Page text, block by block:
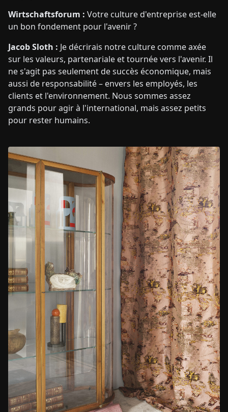
Wirtschaftsforum : Votre culture d'entreprise est-elle
un bon fondement pour l'avenir ?
Jacob Sloth : Je décrirais notre culture comme axée
sur les valeurs, partenariale et tournée vers l'avenir. Il
ne s'agit pas seulement de succès économique, mais
aussi de responsabilité – envers les employés, les
clients et l'environnement. Nous sommes assez
grands pour agir à l'international, mais assez petits
pour rester humains.